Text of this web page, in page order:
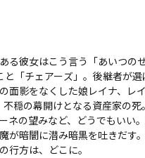
彼女はこう言う「あいつの
「チェアーズ」。後継者が
面影をなくした娘レイナ、レ
穏の幕開けとなる資産家の
の望みなど、どうでもいい
が暗闇に潜み暗黒を吐きだ
行方は、どこに。